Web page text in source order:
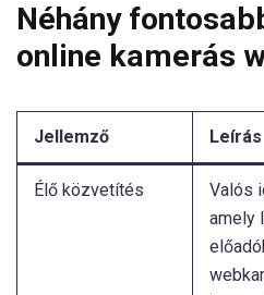
Néhány
online kamerás
Jellemző Leírás
Élő közvetítés
Valós
amely